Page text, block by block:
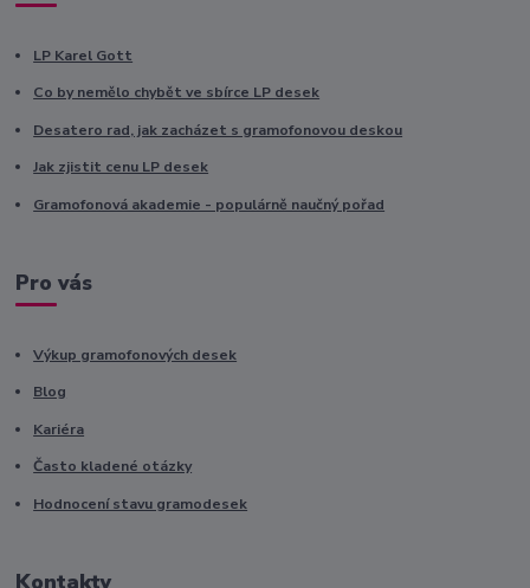
LP Karel Gott
Co by nemělo chybět ve sbírce LP desek
Desatero rad, jak zacházet s gramofonovou deskou
Jak zjistit cenu LP desek
Gramofonová akademie - populárně naučný pořad
Pro vás
Výkup gramofonových desek
Blog
Kariéra
Často kladené otázky
Hodnocení stavu gramodesek
Kontakty